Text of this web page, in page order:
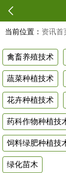
当前位置： 资讯首
禽畜养殖技术
蔬菜种植技术
花卉种植技术
药科作物种植技
饲料绿肥种植技
绿化苗木